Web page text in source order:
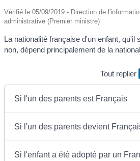
Vérifié le 05/09/2019 - Direction de
administrative (Premier ministre)
La nationalité française d'un enfant, qu'il
non, dépend principalement de la
Tout replier
Si l'un des parents est Français
Si l'un des parents devient
Si l'enfant a été adopté par un